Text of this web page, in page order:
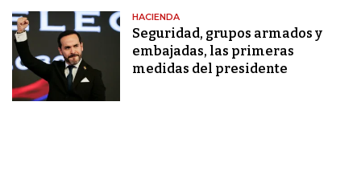
HACIENDA
Seguridad, grupos armados y
embajadas, las primeras
medidas del presidente